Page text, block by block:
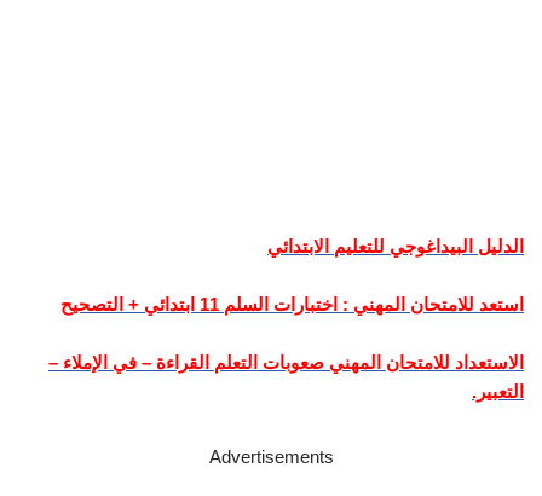
الدليل البيداغوجي للتعليم الابتدائي
استعد للامتحان المهني : اختبارات السلم 11 ابتدائي + التصحيح
الاستعداد للامتحان المهني صعوبات التعلم القراءة – في الإملاء –
التعبير.
Advertisements